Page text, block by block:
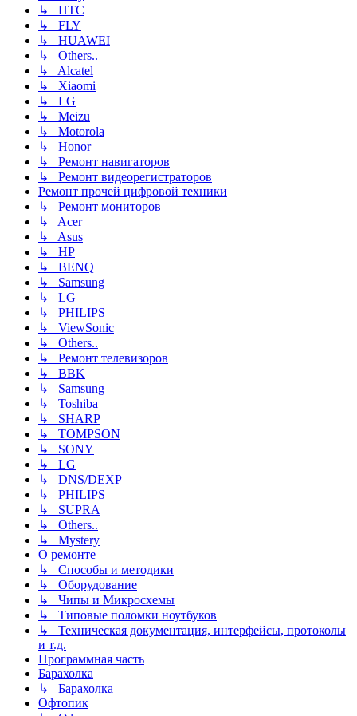
↳ HTC
↳ FLY
↳ HUAWEI
↳ Others..
↳ Alcatel
↳ Xiaomi
↳ LG
↳ Meizu
↳ Motorola
↳ Honor
↳ Ремонт навигаторов
↳ Ремонт видеорегистраторов
Ремонт прочей цифровой техники
↳ Ремонт мониторов
↳ Acer
↳ Asus
↳ HP
↳ BENQ
↳ Samsung
↳ LG
↳ PHILIPS
↳ ViewSonic
↳ Others..
↳ Ремонт телевизоров
↳ BBK
↳ Samsung
↳ Toshiba
↳ SHARP
↳ TOMPSON
↳ SONY
↳ LG
↳ DNS/DEXP
↳ PHILIPS
↳ SUPRA
↳ Others..
↳ Mystery
О ремонте
↳ Способы и методики
↳ Оборудование
↳ Чипы и Микросхемы
↳ Типовые поломки ноутбуков
↳ Техническая документация, интерфейсы, протоколы
и т.д.
Программная часть
Барахолка
↳ Барахолка
Офтопик